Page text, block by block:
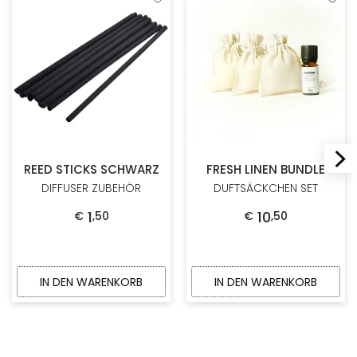
Zur Wunschliste hinzufügen
REED STICKS SCHWARZ
DIFFUSER ZUBEHÖR
€ 1,50
IN DEN WARENKORB
Zur
FRESH LINEN BUNDLE
DUFTSÄCKCHEN SET
€ 10,50
IN DEN WARENKORB